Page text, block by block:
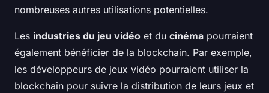
nombreuses autres utilisations potentielles.
Les industries du jeu vidéo et du cinéma pourraient
également bénéficier de la blockchain. Par exemple,
les développeurs de jeux vidéo pourraient utiliser la
blockchain pour suivre la distribution de leurs jeux et